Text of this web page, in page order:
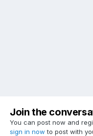
Join the
You can post now and
sign in now to post with